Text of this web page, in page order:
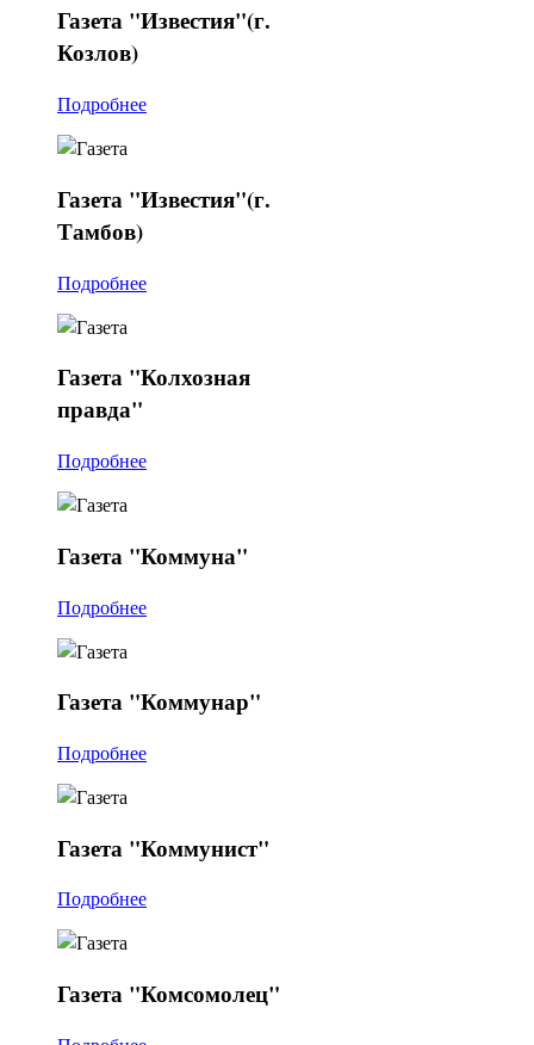
Газета "Известия"(г.
Козлов)
Подробнее
Газета "Известия"(г.
Тамбов)
Подробнее
Газета "Колхозная
правда"
Подробнее
Газета "Коммуна"
Подробнее
Газета "Коммунар"
Подробнее
Газета "Коммунист"
Подробнее
Газета "Комсомолец"